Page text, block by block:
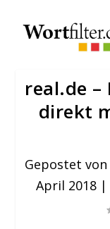
real.de
direkt
Gepostet von
April 2018|